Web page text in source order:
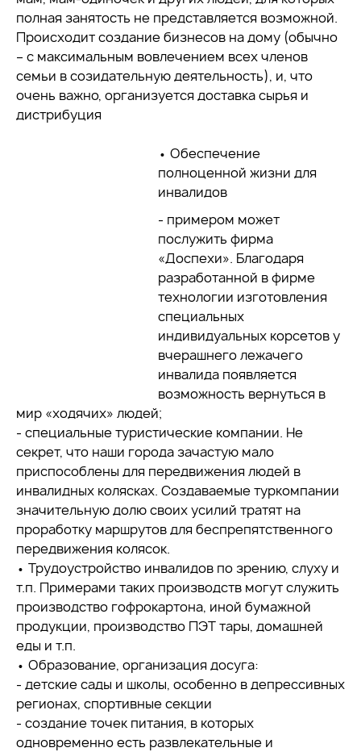
полная занятость не представляется возможной.
Происходит создание бизнесов на дому (обычно
– с максимальным вовлечением всех членов
семьи в созидательную деятельность), и, что
очень важно, организуется доставка сырья и
дистрибуция
• Обеспечение
полноценной жизни для
инвалидов
- примером может
послужить фирма
«Доспехи». Благодаря
разработанной в фирме
технологии изготовления
специальных
индивидуальных корсетов у
вчерашнего лежачего
инвалида появляется
возможность вернуться в
мир «ходячих» людей;
- специальные туристические компании. Не
секрет, что наши города зачастую мало
приспособлены для передвижения людей в
инвалидных колясках. Создаваемые туркомпании
значительную долю своих усилий тратят на
проработку маршрутов для беспрепятственного
передвижения колясок.
• Трудоустройство инвалидов по зрению, слуху и
т.п. Примерами таких производств могут служить
производство гофрокартона, иной бумажной
продукции, производство ПЭТ тары, домашней
еды и т.п.
• Образование, организация досуга:
- детские сады и школы, особенно в депрессивных
регионах, спортивные секции
- создание точек питания, в которых
одновременно есть развлекательные и